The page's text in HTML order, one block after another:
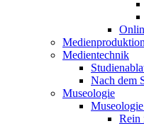
Medienproduktion
Medientechnik
Nach dem
Museologie
Rein